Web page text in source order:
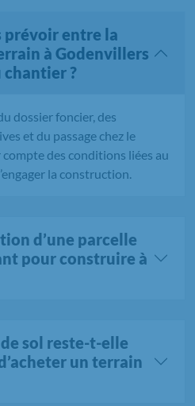
prévoir entre la
à Godenvillers
chantier ?
dossier foncier, des
et du passage chez le
des conditions liées au
la construction.
d’une parcelle
pour construire à
sol reste-t-elle
un terrain